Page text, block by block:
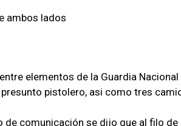
ambos lados
elementos de la Guardia
pistolero, asi como tres
comunicación se dijo que al filo